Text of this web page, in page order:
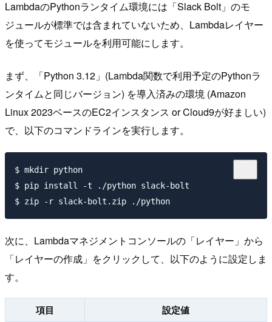
LambdaのPythonランタイム環境には「Slack Bolt」のモ
ジュールが標準では含まれていないため、Lambdaレイヤー
を使ってモジュールを利用可能にします。
まず、「Python 3.12」(Lambda関数で利用予定のPythonラ
ンタイムと同じバージョン) を導入済みの環境 (Amazon
Linux 2023ベースのEC2インスタンス or Cloud9が好ましい)
で、以下のコマンドラインを実行します。
$ mkdir python
$ pip install -t ./python slack-bolt
次に、Lambdaマネジメントコンソールの「レイヤー」から
「レイヤーの作成」をクリックして、以下のように設定しま
す。
項目 設定値